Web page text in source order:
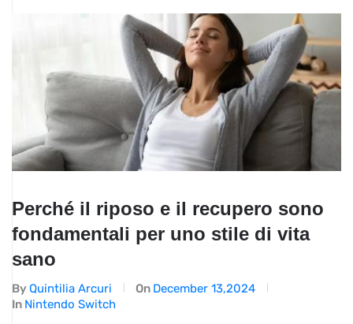
Perché il riposo e il recupero sono
fondamentali per uno stile di vita
sano
By Quintilia Arcuri On December 13,2024
In Nintendo Switch